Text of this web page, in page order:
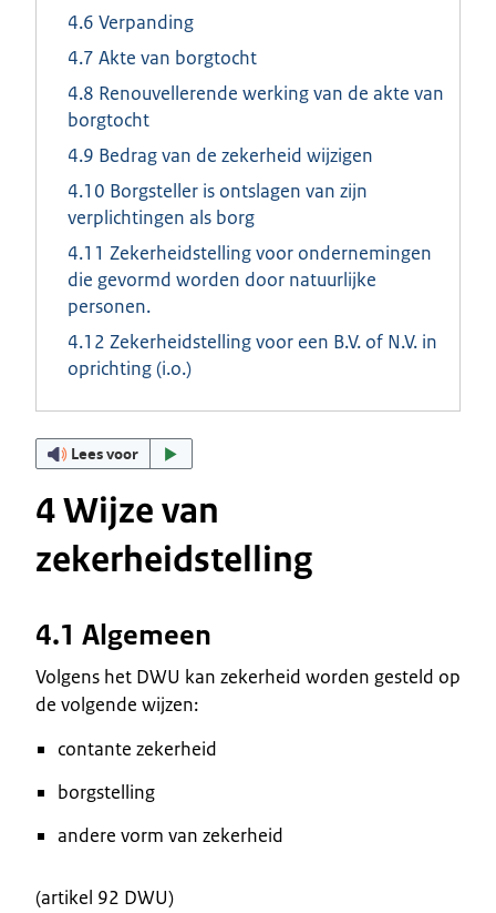
4.6 Verpanding
4.7 Akte van borgtocht
4.8 Renouvellerende werking van de akte van
borgtocht
4.9 Bedrag van de zekerheid wijzigen
4.10 Borgsteller is ontslagen van zijn
verplichtingen als borg
4.11 Zekerheidstelling voor ondernemingen
die gevormd worden door natuurlijke
personen.
4.12 Zekerheidstelling voor een B.V. of N.V. in
oprichting (i.o.)
Lees voor
4 Wijze van
zekerheidstelling
4.1 Algemeen
Volgens het DWU kan zekerheid worden gesteld op
de volgende wijzen:
contante zekerheid
borgstelling
andere vorm van zekerheid
(artikel 92 DWU)